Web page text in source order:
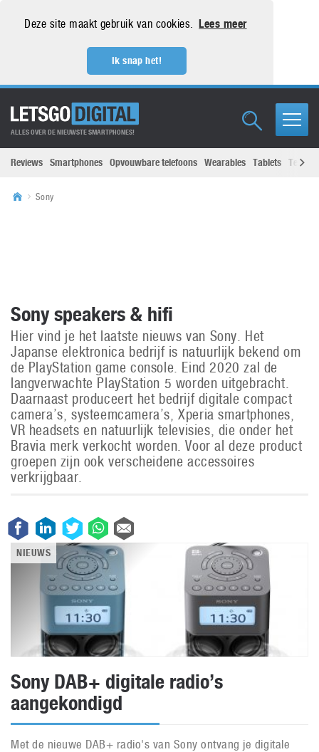
Deze site maakt gebruik van cookies. Lees meer
Ik snap het!
ALLES OVER DE NIEUWSTE SMARTPHONES!
Reviews Smartphones Opvouwbare telefoons Wearables Tablets
Sony
Sony speakers & hifi
Hier vind je het laatste nieuws van Sony. Het
Japanse elektronica bedrijf is natuurlijk bekend om
de PlayStation game console. Eind 2020 zal de
langverwachte PlayStation 5 worden uitgebracht.
Daarnaast produceert het bedrijf digitale compact
camera’s, systeemcamera’s, Xperia smartphones,
VR headsets en natuurlijk televisies, die onder het
Bravia merk verkocht worden. Voor al deze product
groepen zijn ook verscheidene accessoires
verkrijgbaar.
NIEUWS
Sony DAB+ digitale radio’s
aangekondigd
Met de nieuwe DAB+ radio's van Sony ontvang je digitale